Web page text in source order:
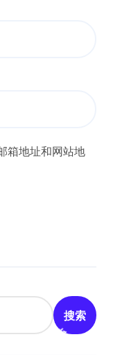
箱地址和网站地
搜索